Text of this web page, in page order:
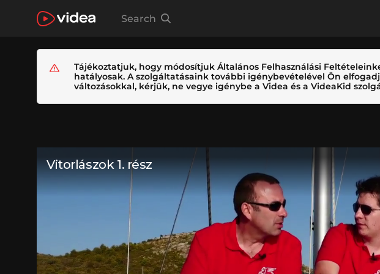
Search
Tájékoztatjuk, hogy módosítjuk Általános Felhasználási
hatályosak. A szolgáltatásaink további igénybevételével Ön
változásokkal, kérjük, ne vegye igénybe a Videa és a VideaKid